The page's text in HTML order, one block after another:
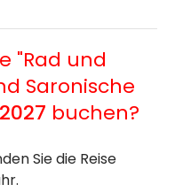
"Rad und
Saronische
buchen?
Sie die Reise